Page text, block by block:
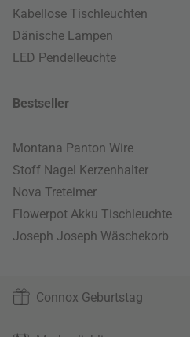
Kabellose Tischleuchten
Dänische Lampen
LED Pendelleuchte
Bestseller
Montana Panton Wire
Stoff Nagel Kerzenhalter
Nova Treteimer
Flowerpot Akku Tischleuchte
Joseph Joseph Wäschekorb
Connox Geburtstag